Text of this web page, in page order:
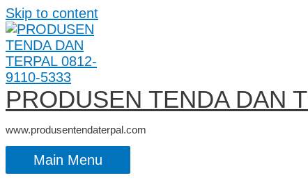
Skip to content
PRODUSEN TENDA DAN
www.produsentendaterpal.com
Main Menu